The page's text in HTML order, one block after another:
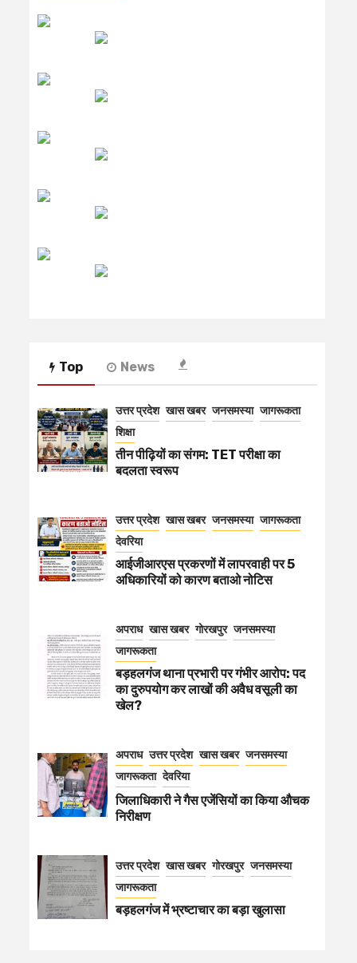
Top News
उत्तर प्रदेश खास खबर जनसमस्या जागरूकता
शिक्षा
तीन पीढ़ियों का संगम: TET परीक्षा का
बदलता स्वरूप
उत्तर प्रदेश खास खबर जनसमस्या जागरूकता
देवरिया
आईजीआरएस प्रकरणों में लापरवाही पर 5
अधिकारियों को कारण बताओ नोटिस
अपराध खास खबर गोरखपुर जनसमस्या
जागरूकता
बड़हलगंज थाना प्रभारी पर गंभीर आरोप: पद
का दुरुपयोग कर लाखों की अवैध वसूली का
खेल?
अपराध उत्तर प्रदेश खास खबर जनसमस्या
जागरूकता देवरिया
जिलाधिकारी ने गैस एजेंसियों का किया औचक
निरीक्षण
उत्तर प्रदेश खास खबर गोरखपुर जनसमस्या
जागरूकता
बड़हलगंज में भ्रष्टाचार का बड़ा खुलासा